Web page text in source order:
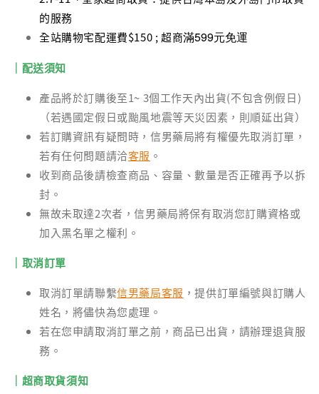
的服務
全站購物宅配運費$150 ; 超商滿599元免運
｜配送須知
產品將於訂購後至1~ 3個工作天內出貨(不包含例假日)
（若遇國定假日或颱風地震等天災因素，則順延出貨）
若訂購資訊有疑問時，信男藥局將有權優先取消訂單，
若有任何問題請洽客服 。
收到商品後請檢查商品、容量、數量是否正確再予以拆
封。
無故未取達2次者，信男藥局將保有取消您訂購資格或
加入黑名單之權利。
｜取消訂單
取消訂單請聯繫信男藥局客服 ，提供訂單編號與訂購人
姓名，將儘快為您處理。
若在您申請取消訂單之前，商品已出貨，請辦理退貨服
務。
｜超商取貨須知